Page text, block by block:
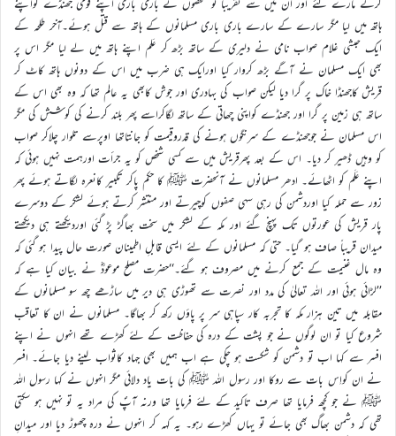
ہاتھ میں لیا مگر سارے کے سارے باری باری مسلمانوں کے ہاتھ سے قتل ہوئے۔آخر طلحہ کے
ایک حبشی غلام صواب نامی نے دلیری کے ساتھ بڑھ کر عَلم اپنے ہاتھ میں لے لیا مگر اس پر
بھی ایک مسلمان نے آگے بڑھ کروار کیا اورایک ہی ضرب میں اس کے دونوں ہاتھ کاٹ کر
قریش کاجھنڈا خاک پر گرا دیا لیکن صواب کی بہادری اور جوش کابھی یہ عالم تھا کہ وہ بھی اس کے
ساتھ ہی زمین پر گرا اور جھنڈے کواپنی چھاتی کے ساتھ لگاکراسے پھر بلند کرنے کی کوشش کی مگر
اس مسلمان نے جوجھنڈے کے سرنگوں ہونے کی قدروقیمت کو جانتاتھا اوپرسے تلوار چلاکر صواب
کو وہیں ڈھیر کر دیا۔ اس کے بعد پھرقریش میں سے کسی شخص کو یہ جرأت اورہمت نہیں ہوئی کہ
اپنے عَلَم کو اٹھائے۔ ادھر مسلمانوں نے آنحضرت ﷺ کا حکم پاکر تکبیر کانعرہ لگاتے ہوئے پھر
زور سے حملہ کیا اوردشمن کی رہی سہی صفوں کوچیرتے اور منتشر کرتے ہوئے لشکر کے دوسرے
پار قریش کی عورتوں تک پہنچ گئے اور مکہ کے لشکر میں سخت بھاگڑ پڑ گئی اوردیکھتے ہی دیکھتے
میدان قریباً صاف ہو گیا۔ حتی کہ مسلمانوں کے لئے ایسی قابلِ اطمینان صورت حال پیدا ہو گئی کہ
وہ مال غنیمت کے جمع کرنے میں مصروف ہو گئے۔‘‘حضرت مصلح موعودؓ نے بیان کیا ہے کہ
’’لڑائی ہوئی اور اللہ تعالیٰ کی مدد اور نصرت سے تھوڑی ہی دیر میں ساڑھے چھ سو مسلمانوں کے
مقابلہ میں تین ہزار مکہ کا تجربہ کار سپاہی سر پر پاؤں رکھ کر بھاگا۔ مسلمانوں نے ان کا تعاقب
شروع کیا تو ان لوگوں نے جو پشت کے درہ کی حفاظت کے لئے کھڑے تھے انہوں نے اپنے
افسر سے کہا اب تو دشمن کو شکست ہو چکی ہے اب ہمیں بھی جہاد کاثواب لینے دیا جائے۔ افسر
نے ان کواِس بات سے روکا اور رسول اللہ ﷺ کی بات یاد دلائی مگر انہوں نے کہا رسول اللہ
ﷺ نے جو کچھ فرمایا تھا صرف تاکید کے لئے فرمایا تھا ورنہ آپؐ کی مراد یہ تو نہیں ہو سکتی
تھی کہ دشمن بھاگ بھی جائے تو یہاں کھڑے رہو۔ یہ کہہ کر انہوں نے درہ چھوڑ دیا اور میدانِ